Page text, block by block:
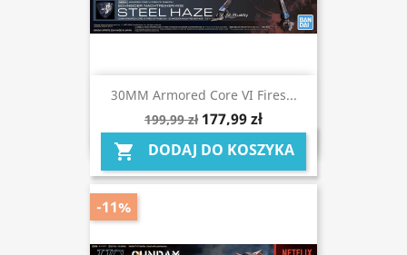
30MM Armored Core VI Fires...
199,99 zł 177,99 zł
 DODAJ DO KOSZYKA
-11%